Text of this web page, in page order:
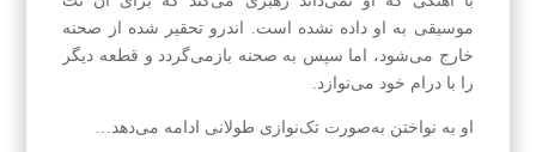
موسیقی به او داده نشده است. اندرو تحقیر شده از صحنه
خارج می‌شود، اما سپس به صحنه بازمی‌گردد و قطعه دیگر
را با درام خود می‌نوازد.
او به نواختن به‌صورت تک‌نوازی طولانی ادامه می‌دهد…